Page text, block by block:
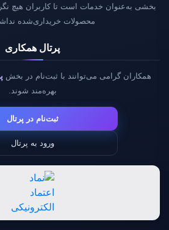
بخشی به‌عنوان خدمات است تا کاربران هیچ
محصولات خریداری‌شده
پرتال همکاری
همکاران گرامی می‌توانند با ثبت‌نام در بخش
بهره‌مند شوند.
ثبت‌نام در پرتال
ورود به پرتال